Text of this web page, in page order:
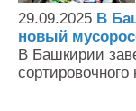
29.09.2025 В
новый
В Башкирии
сортировочного